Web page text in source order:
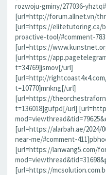
rozwoju-gminy/277036-
[url=http://forum.allnet.vn/
[url=https://elitetutoring.ca/
proactive-tool/#comment-
[url=https://
[url=https://
t=34769]jsmov[/url]
[url=http://
t=10770]mnkng[/url]
[url=https://
t=136018]gufpd[/url]
[url=https://alarbah.ae/2024/
near-me/#comment-
[url=https://lanwang5.com/
[url=https://